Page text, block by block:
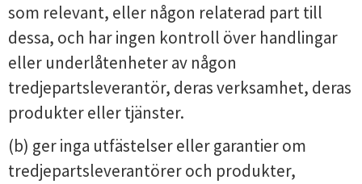
som relevant, eller någon relaterad part till
dessa, och har ingen kontroll över handlingar
eller underlåtenheter av någon
tredjepartsleverantör, deras verksamhet, deras
produkter eller tjänster.
(b) ger inga utfästelser eller garantier om
tredjepartsleverantörer och produkter,